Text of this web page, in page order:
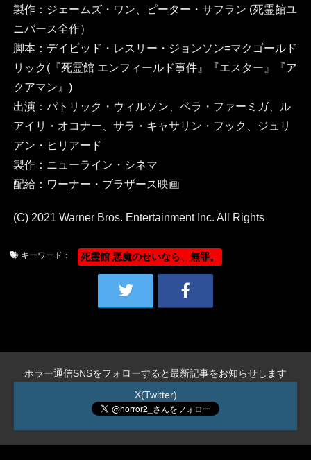
製作：ジェームズ・ワン、ピーター・サフラン (死霊館ユ
ニバース全作）
脚本：デイビッド・レスリー・ジョンソン=マクゴールド
リック(『死霊館 エンフィールド事件』『エスター』『ア
クアマン』)
出演：パトリック・ウィルソン、ベラ・ファーミガ、ル
アイリ・オコナー、サラ・キャサリン・フック、ジュリ
アン・ヒリアード
製作：ニューライン・シネマ
配給：ワーナー・ブラザース映画
(C) 2021 Warner Bros. Entertainment Inc. All Rights
キーワード： 死霊館 悪魔のせいなら、無罪。
ホラー通信SNSをフォローすると最新記事をお知らせします
X(Twitter)